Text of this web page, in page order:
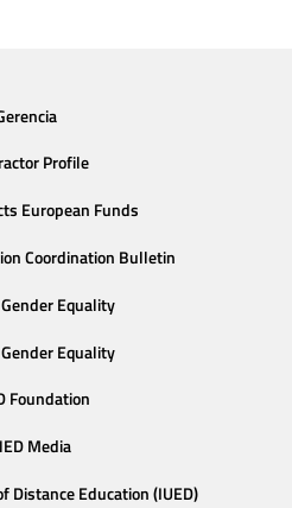
Profile
European Funds
Coordination Bulletin
Equality
Equality
Foundation
Media
Education (IUED)